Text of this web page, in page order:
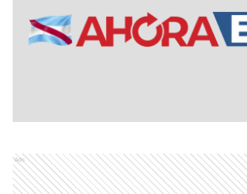
Ads